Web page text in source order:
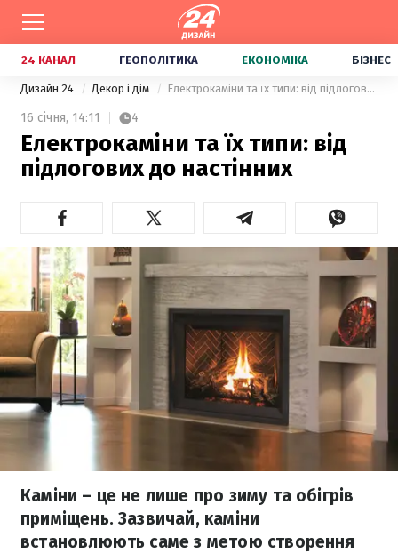
24 КАНАЛ ГЕОПОЛІТИКА ЕКОНОМІКА БІЗНЕС
Дизайн 24 Декор і дім Електрокаміни та їх типи: від підлогових до настінних
16 січня, 14:11 4
Електрокаміни та їх типи: від
підлогових до настінних
Каміни – це не лише про зиму та обігрів
приміщень. Зазвичай, каміни
встановлюють саме з метою створення